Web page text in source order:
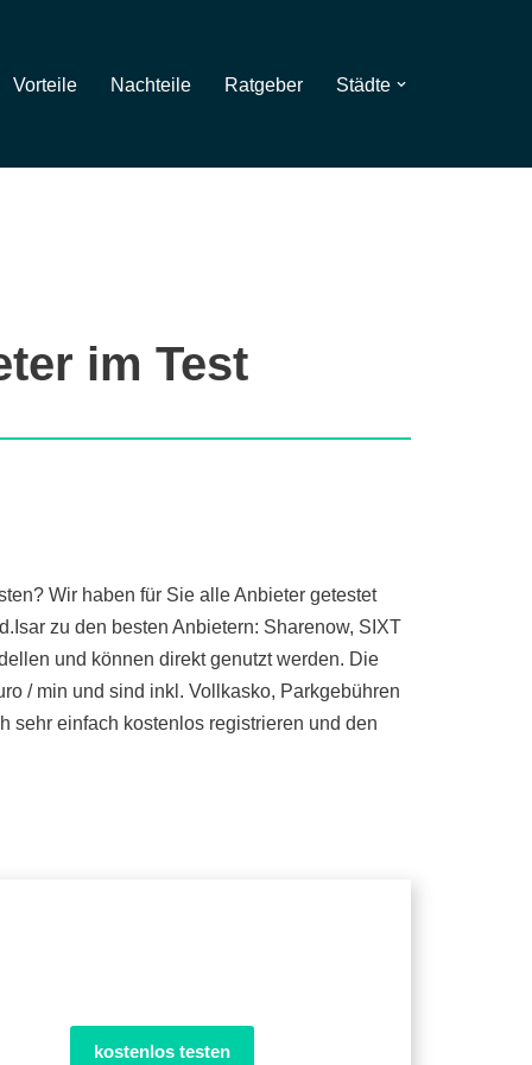
Vorteile Nachteile Ratgeber Städte
im Test
Wir haben für Sie alle Anbieter getestet
zu den besten Anbietern: Sharenow, SIXT
und können direkt genutzt werden. Die
/ min und sind inkl. Vollkasko, Parkgebühren
sehr einfach kostenlos registrieren und den
kostenlos testen